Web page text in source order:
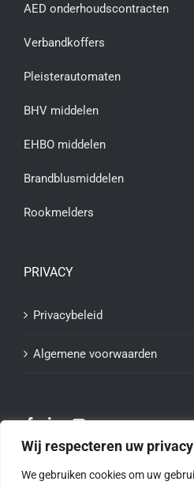
Wij respecteren uw privacy
We gebruiken cookies om uw
AED onderhoudscontracten
Verbandkoffers
Pleisterautomaten
BHV middelen
EHBO middelen
Brandblusmiddelen
Rookmelders
PRIVACY
Privacybeleid
Algemene voorwaarden